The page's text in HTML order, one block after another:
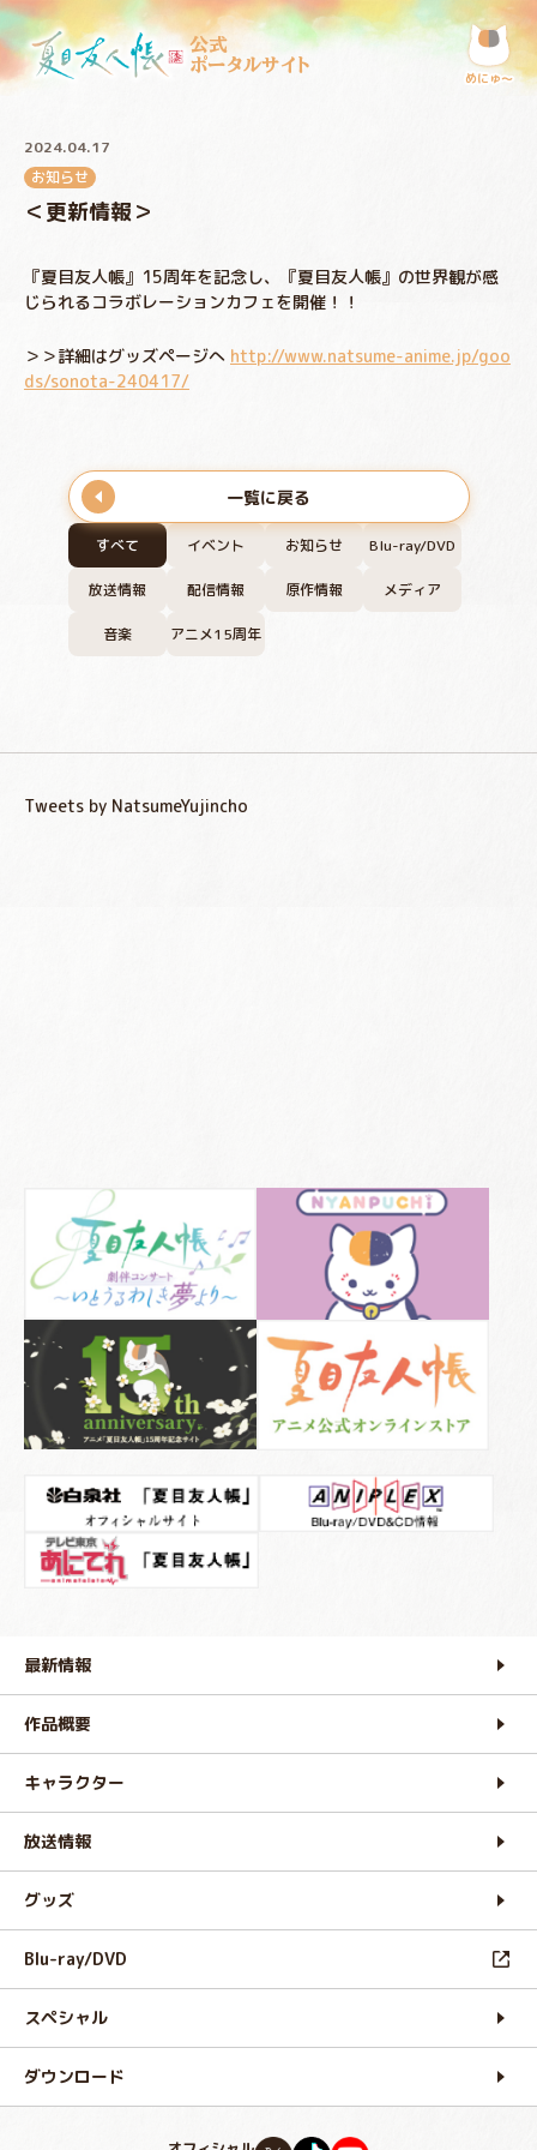
公式
ポータルサイト
めにゅ〜
すべて イベント お知らせ Blu-ray/DVD
放送情報 配信情報 原作情報 メディア
音楽 アニメ15周年
2024.04.17
お知らせ
＜更新情報＞
『夏目友人帳』15周年を記念し、『夏目友人帳』の世界観が感
じられるコラボレーションカフェを開催！！
＞＞詳細はグッズページへ http://www.natsume-anime.jp/goo
ds/sonota-240417/
一覧に戻る
Tweets by NatsumeYujincho
最新情報
作品概要
キャラクター
放送情報
グッズ
Blu-ray/DVD
スペシャル
ダウンロード